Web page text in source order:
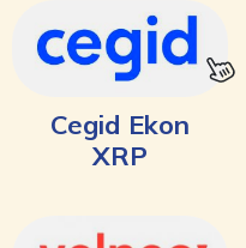
Cegid Ekon
XRP